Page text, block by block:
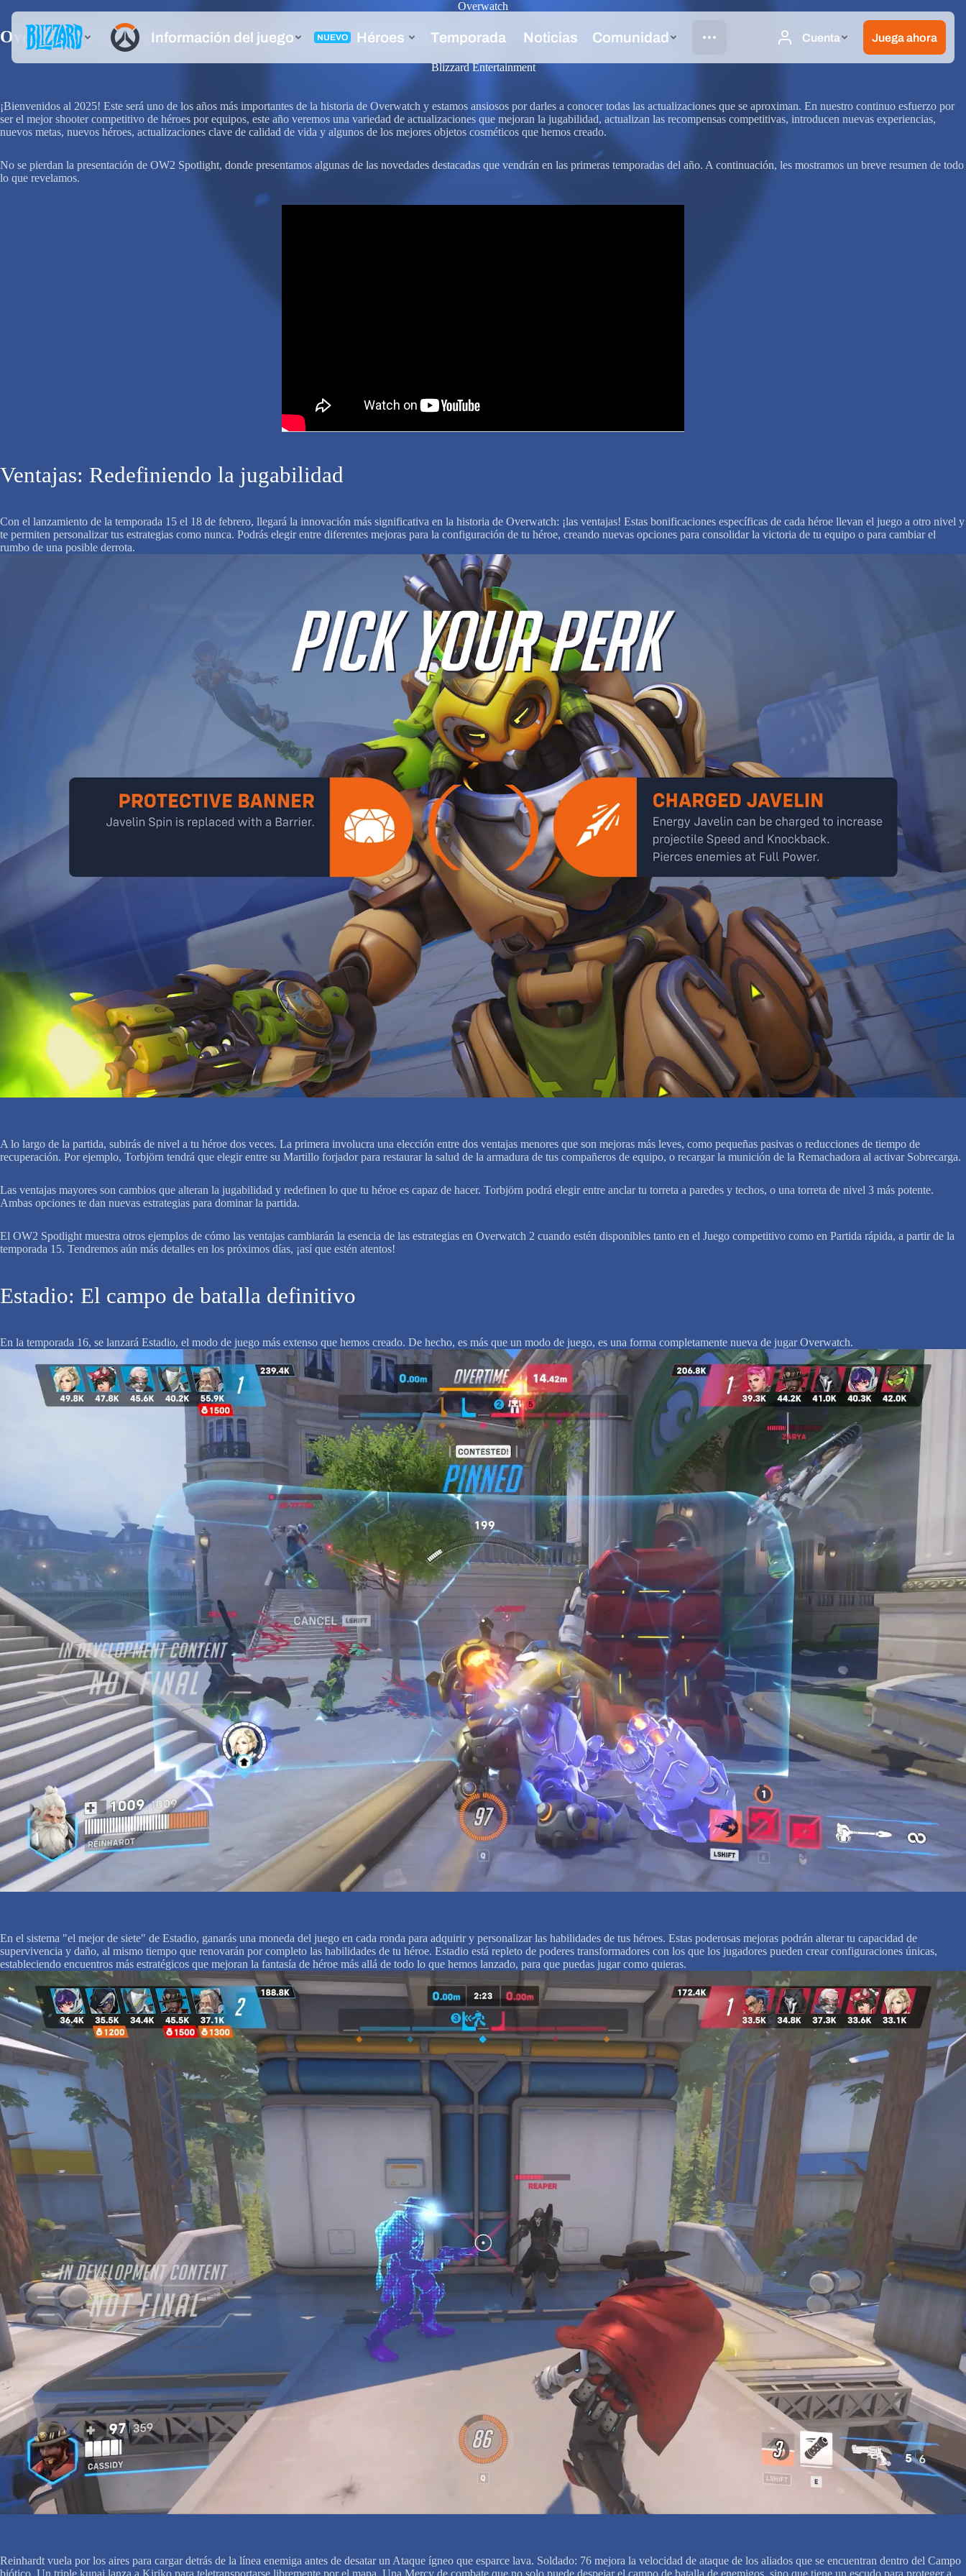
Overwatch
Overwatch 2 Spotlight: Una nueva era de innovación y entusiasmo
Blizzard Entertainment
¡Bienvenidos al 2025! Este será uno de los años más importantes de la historia de Overwatch y estamos ansiosos por darles a conocer todas las actualizaciones que se aproximan. En nuestro continuo esfuerzo por
ser el mejor shooter competitivo de héroes por equipos, este año veremos una variedad de actualizaciones que mejoran la jugabilidad, actualizan las recompensas competitivas, introducen nuevas experiencias,
nuevos metas, nuevos héroes, actualizaciones clave de calidad de vida y algunos de los mejores objetos cosméticos que hemos creado.
No se pierdan la presentación de OW2 Spotlight, donde presentamos algunas de las novedades destacadas que vendrán en las primeras temporadas del año. A continuación, les mostramos un breve resumen de todo
lo que revelamos.
Ventajas: Redefiniendo la jugabilidad
Con el lanzamiento de la temporada 15 el 18 de febrero, llegará la innovación más significativa en la historia de Overwatch: ¡las ventajas! Estas bonificaciones específicas de cada héroe llevan el juego a otro nivel y
te permiten personalizar tus estrategias como nunca. Podrás elegir entre diferentes mejoras para la configuración de tu héroe, creando nuevas opciones para consolidar la victoria de tu equipo o para cambiar el
rumbo de una posible derrota.
A lo largo de la partida, subirás de nivel a tu héroe dos veces. La primera involucra una elección entre dos ventajas menores que son mejoras más leves, como pequeñas pasivas o reducciones de tiempo de
recuperación. Por ejemplo, Torbjörn tendrá que elegir entre su Martillo forjador para restaurar la salud de la armadura de tus compañeros de equipo, o recargar la munición de la Remachadora al activar Sobrecarga.
Las ventajas mayores son cambios que alteran la jugabilidad y redefinen lo que tu héroe es capaz de hacer. Torbjörn podrá elegir entre anclar tu torreta a paredes y techos, o una torreta de nivel 3 más potente.
Ambas opciones te dan nuevas estrategias para dominar la partida.
El OW2 Spotlight muestra otros ejemplos de cómo las ventajas cambiarán la esencia de las estrategias en Overwatch 2 cuando estén disponibles tanto en el Juego competitivo como en Partida rápida, a partir de la
temporada 15. Tendremos aún más detalles en los próximos días, ¡así que estén atentos!
Estadio: El campo de batalla definitivo
En la temporada 16, se lanzará Estadio, el modo de juego más extenso que hemos creado. De hecho, es más que un modo de juego, es una forma completamente nueva de jugar Overwatch.
En el sistema "el mejor de siete" de Estadio, ganarás una moneda del juego en cada ronda para adquirir y personalizar las habilidades de tus héroes. Estas poderosas mejoras podrán alterar tu capacidad de
supervivencia y daño, al mismo tiempo que renovarán por completo las habilidades de tu héroe. Estadio está repleto de poderes transformadores con los que los jugadores pueden crear configuraciones únicas,
estableciendo encuentros más estratégicos que mejoran la fantasía de héroe más allá de todo lo que hemos lanzado, para que puedas jugar como quieras.
Reinhardt vuela por los aires para cargar detrás de la línea enemiga antes de desatar un Ataque ígneo que esparce lava. Soldado: 76 mejora la velocidad de ataque de los aliados que se encuentran dentro del Campo
biótico. Un triple kunai lanza a Kiriko para teletransportarse libremente por el mapa. Una Mercy de combate que no solo puede despejar el campo de batalla de enemigos, sino que tiene un escudo para proteger a